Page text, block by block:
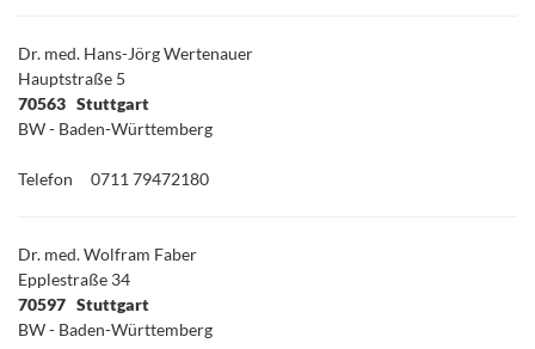
Dr. med. Hans-Jörg Wertenauer
Hauptstraße 5
70563 Stuttgart
BW - Baden-Württemberg
Telefon 0711 79472180
Dr. med. Wolfram Faber
Epplestraße 34
70597 Stuttgart
BW - Baden-Württemberg